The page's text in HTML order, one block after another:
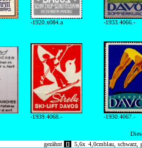
-1920.x084.a -1933.4066.-
-1939.4068.-
-1930.4067.-
gezähnt [] 5,6x 4,0cmblau, schwarz,